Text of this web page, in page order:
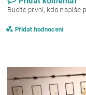
Buďte první, kdo napíše
Přidat hodnocení